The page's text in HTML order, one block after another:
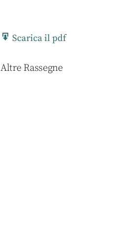
Scarica il pdf
Altre Rassegne